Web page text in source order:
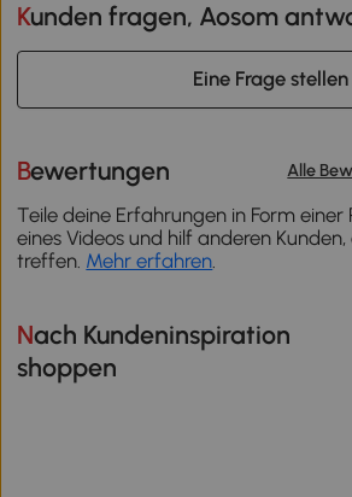
Kunden fragen, Aosom
Eine Frage stellen
Bewertungen Alle
Teile deine Erfahrungen in Form einer
eines Videos und hilf anderen
treffen. Mehr erfahren.
Nach Kundeninspiration
shoppen